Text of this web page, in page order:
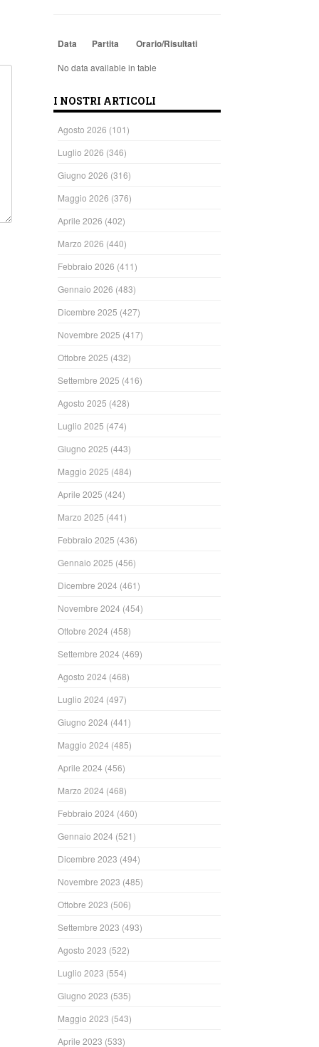
Data Partita Orario/Risultati
No data available in table
I NOSTRI ARTICOLI
Agosto 2026 (101)
Luglio 2026 (346)
Giugno 2026 (316)
Maggio 2026 (376)
Aprile 2026 (402)
Marzo 2026 (440)
Febbraio 2026 (411)
Gennaio 2026 (483)
Dicembre 2025 (427)
Novembre 2025 (417)
Ottobre 2025 (432)
Settembre 2025 (416)
Agosto 2025 (428)
Luglio 2025 (474)
Giugno 2025 (443)
Maggio 2025 (484)
Aprile 2025 (424)
Marzo 2025 (441)
Febbraio 2025 (436)
Gennaio 2025 (456)
Dicembre 2024 (461)
Novembre 2024 (454)
Ottobre 2024 (458)
Settembre 2024 (469)
Agosto 2024 (468)
Luglio 2024 (497)
Giugno 2024 (441)
Maggio 2024 (485)
Aprile 2024 (456)
Marzo 2024 (468)
Febbraio 2024 (460)
Gennaio 2024 (521)
Dicembre 2023 (494)
Novembre 2023 (485)
Ottobre 2023 (506)
Settembre 2023 (493)
Agosto 2023 (522)
Luglio 2023 (554)
Giugno 2023 (535)
Maggio 2023 (543)
Aprile 2023 (533)